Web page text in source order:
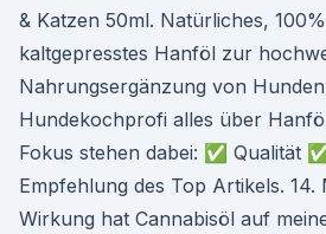
& Katzen 50ml. Natürliches,
kaltgepresstes Hanföl zur
Nahrungsergänzung von
Hundekochprofi alles über
Fokus stehen dabei: ✅ Qualität
Empfehlung des Top Artikels. 14.
Wirkung hat Cannabisöl auf